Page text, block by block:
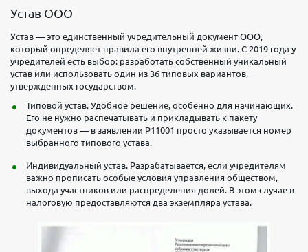
Устав ООО
Устав — это единственный учредительный документ ООО,
который определяет правила его внутренней жизни. С 2019 года у
учредителей есть выбор: разработать собственный уникальный
устав или использовать один из 36 типовых вариантов,
утвержденных государством.
Типовой устав. Удобное решение, особенно для начинающих.
Его не нужно распечатывать и прикладывать к пакету
документов — в заявлении Р11001 просто указывается номер
выбранного типового устава.
Индивидуальный устав. Разрабатывается, если учредителям
важно прописать особые условия управления обществом,
выхода участников или распределения долей. В этом случае в
налоговую предоставляются два экземпляра устава.